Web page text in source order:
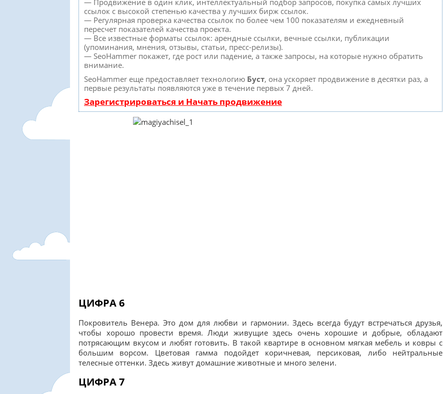
— Продвижение в один клик, интеллектуальный подбор запросов, покупка самых лучших
ссылок с высокой степенью качества у лучших бирж ссылок.
— Регулярная проверка качества ссылок по более чем 100 показателям и ежедневный
пересчет показателей качества проекта.
— Все известные форматы ссылок: арендные ссылки, вечные ссылки, публикации
(упоминания, мнения, отзывы, статьи, пресс-релизы).
— SeoHammer покажет, где рост или падение, а также запросы, на которые нужно обратить
внимание.
SeoHammer еще предоставляет технологию Буст, она ускоряет продвижение в десятки раз, а
первые результаты появляются уже в течение первых 7 дней.
Зарегистрироваться и Начать продвижение
ЦИФРА 6
Покровитель Венера. Это дом для любви и гармонии. Здесь всегда будут встречаться друзья,
чтобы хорошо провести время. Люди живущие здесь очень хорошие и добрые, обладают
потрясающим вкусом и любят готовить. В такой квартире в основном мягкая мебель и ковры с
большим ворсом. Цветовая гамма подойдет коричневая, персиковая, либо нейтральные
телесные оттенки. Здесь живут домашние животные и много зелени.
ЦИФРА 7